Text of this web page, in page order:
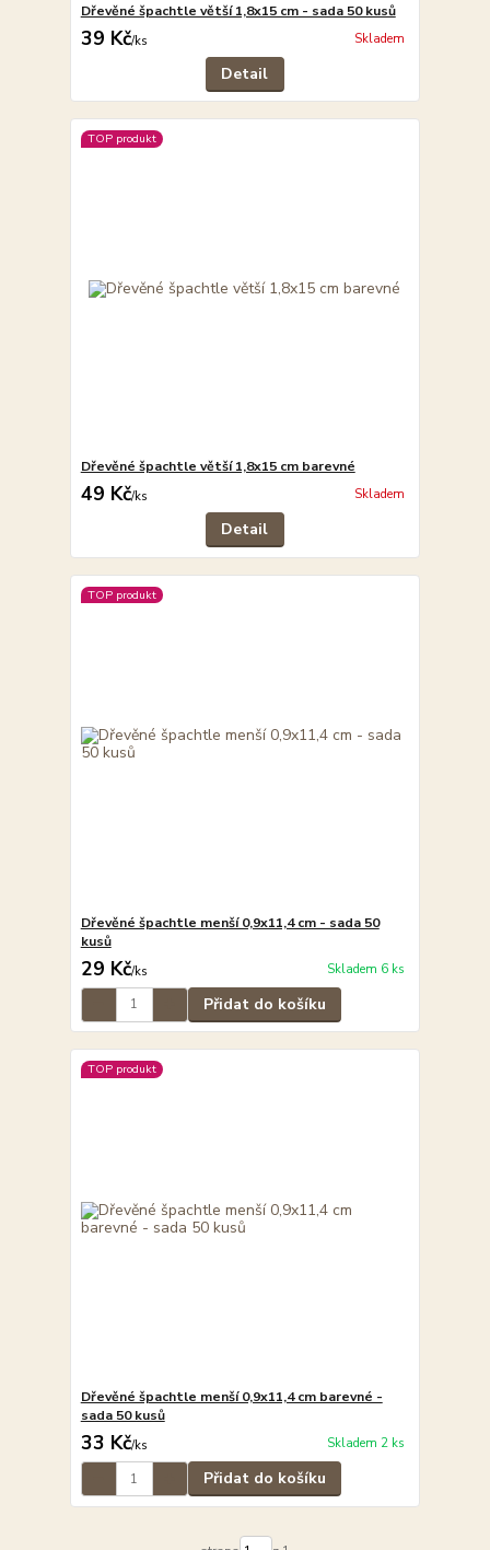
Dřevěné špachtle větší 1,8x15 cm - sada 50 kusů
39 Kč/ks Skladem
Detail
TOP produkt
Dřevěné špachtle větší 1,8x15 cm barevné
49 Kč/ks Skladem
Detail
TOP produkt
Dřevěné špachtle menší 0,9x11,4 cm - sada 50
kusů
29 Kč/ks Skladem 6 ks
Přidat do košíku
TOP produkt
Dřevěné špachtle menší 0,9x11,4 cm barevné -
sada 50 kusů
33 Kč/ks Skladem 2 ks
Přidat do košíku